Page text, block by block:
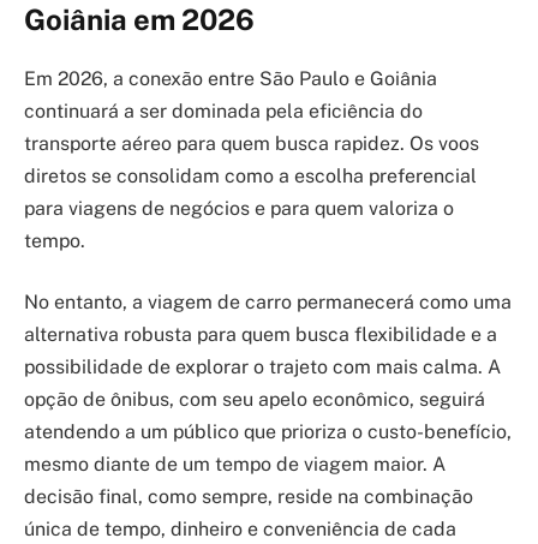
Goiânia em 2026
Em 2026, a conexão entre São Paulo e Goiânia
continuará a ser dominada pela eficiência do
transporte aéreo para quem busca rapidez. Os voos
diretos se consolidam como a escolha preferencial
para viagens de negócios e para quem valoriza o
tempo.
No entanto, a viagem de carro permanecerá como uma
alternativa robusta para quem busca flexibilidade e a
possibilidade de explorar o trajeto com mais calma. A
opção de ônibus, com seu apelo econômico, seguirá
atendendo a um público que prioriza o custo-benefício,
mesmo diante de um tempo de viagem maior. A
decisão final, como sempre, reside na combinação
única de tempo, dinheiro e conveniência de cada